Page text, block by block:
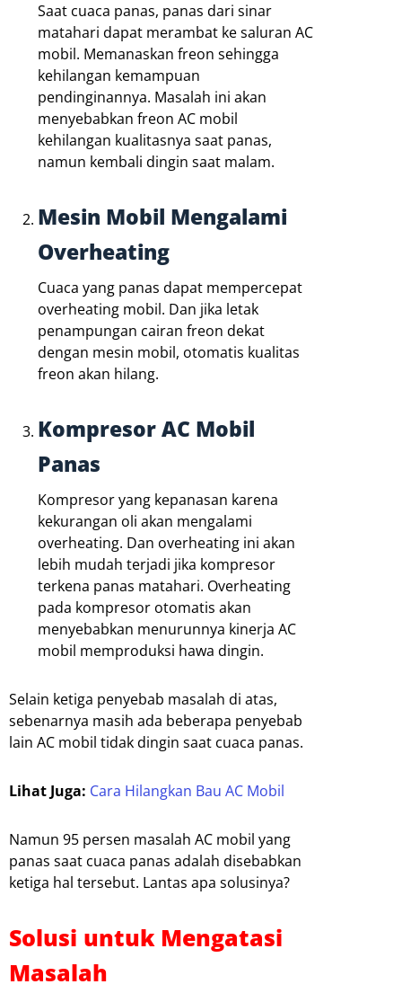
Saat cuaca panas, panas dari sinar
matahari dapat merambat ke saluran AC
mobil. Memanaskan freon sehingga
kehilangan kemampuan
pendinginannya. Masalah ini akan
menyebabkan freon AC mobil
kehilangan kualitasnya saat panas,
namun kembali dingin saat malam.
Mesin Mobil Mengalami
Overheating
Cuaca yang panas dapat mempercepat
overheating mobil. Dan jika letak
penampungan cairan freon dekat
dengan mesin mobil, otomatis kualitas
freon akan hilang.
Kompresor AC Mobil
Panas
Kompresor yang kepanasan karena
kekurangan oli akan mengalami
overheating. Dan overheating ini akan
lebih mudah terjadi jika kompresor
terkena panas matahari. Overheating
pada kompresor otomatis akan
menyebabkan menurunnya kinerja AC
mobil memproduksi hawa dingin.
Selain ketiga penyebab masalah di atas,
sebenarnya masih ada beberapa penyebab
lain AC mobil tidak dingin saat cuaca panas.
Lihat Juga: Cara Hilangkan Bau AC Mobil
Namun 95 persen masalah AC mobil yang
panas saat cuaca panas adalah disebabkan
ketiga hal tersebut. Lantas apa solusinya?
Solusi untuk Mengatasi
Masalah